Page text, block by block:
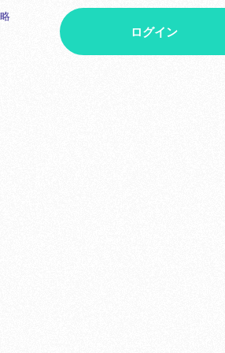
ログイン